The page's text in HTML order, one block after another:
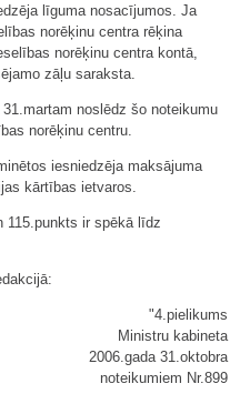
līguma nosacījumos. Ja
norēķinu centra rēķina
norēķinu centra kontā,
zāļu saraksta.
noslēdz šo noteikumu
norēķinu centru.
iesniedzēja maksājuma
kārtības ietvaros.
115.punkts ir spēkā līdz
"4.pielikums
Ministru kabineta
2006.gada 31.oktobra
noteikumiem Nr.899